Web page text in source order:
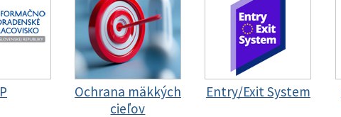
Ochrana mäkkých
cieľov
Entry/Exit System